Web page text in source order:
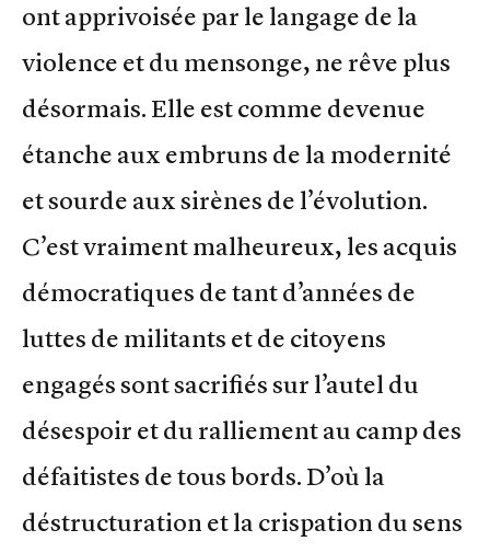
ont apprivoisée par le langage de la
violence et du mensonge, ne rêve plus
désormais. Elle est comme devenue
étanche aux embruns de la modernité
et sourde aux sirènes de l’évolution.
C’est vraiment malheureux, les acquis
démocratiques de tant d’années de
luttes de militants et de citoyens
engagés sont sacrifiés sur l’autel du
désespoir et du ralliement au camp des
défaitistes de tous bords. D’où la
déstructuration et la crispation du sens